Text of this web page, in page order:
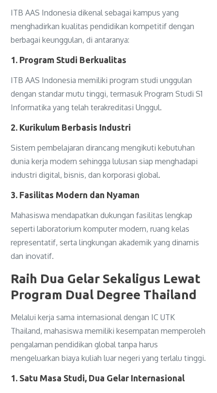
ITB AAS Indonesia dikenal sebagai kampus yang
menghadirkan kualitas pendidikan kompetitif dengan
berbagai keunggulan, di antaranya:
1. Program Studi Berkualitas
ITB AAS Indonesia memiliki program studi unggulan
dengan standar mutu tinggi, termasuk Program Studi S1
Informatika yang telah terakreditasi Unggul.
2. Kurikulum Berbasis Industri
Sistem pembelajaran dirancang mengikuti kebutuhan
dunia kerja modern sehingga lulusan siap menghadapi
industri digital, bisnis, dan korporasi global.
3. Fasilitas Modern dan Nyaman
Mahasiswa mendapatkan dukungan fasilitas lengkap
seperti laboratorium komputer modern, ruang kelas
representatif, serta lingkungan akademik yang dinamis
dan inovatif.
Raih Dua Gelar Sekaligus Lewat
Program Dual Degree Thailand
Melalui kerja sama internasional dengan IC UTK
Thailand, mahasiswa memiliki kesempatan memperoleh
pengalaman pendidikan global tanpa harus
mengeluarkan biaya kuliah luar negeri yang terlalu tinggi.
1. Satu Masa Studi, Dua Gelar Internasional